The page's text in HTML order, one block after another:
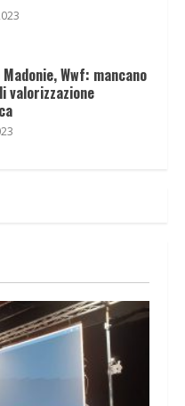
Wwf: mancano
valorizzazione